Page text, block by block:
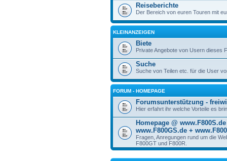
Reiseberichte
Der Bereich von euren Touren mit
KLEINANZEIGEN
Biete
Private Angebote von Usern dieses
Suche
Suche von Teilen etc. für die User
FORUM - HOMEPAGE
Forumsunterstützung -
Hier erfahrt ihr welche Vorteile es
Homepage @
www.F800GS.de +
Fragen, Anregungen rund um die
F800GT und F800R.